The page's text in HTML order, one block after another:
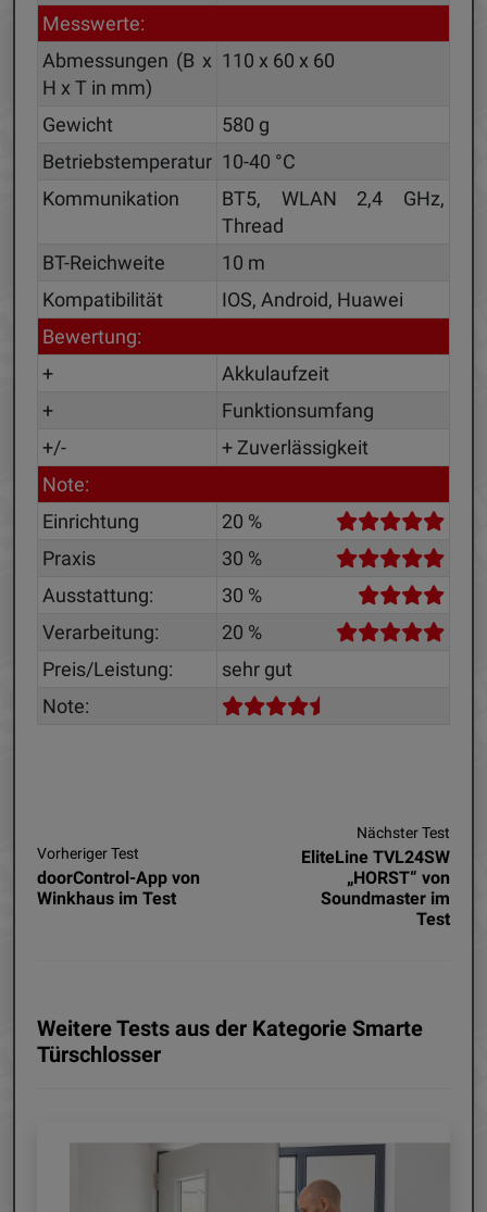
Messwerte:
Abmessungen (B x
H x T in mm)
110 x 60 x 60
Gewicht
580 g
Betriebstemperatur 10-40 °C
Kommunikation
BT5, WLAN 2,4 GHz,
Thread
BT-Reichweite
10 m
Kompatibilität
IOS, Android, Huawei
Bewertung:
+
Akkulaufzeit
+
Funktionsumfang
+/-
+ Zuverlässigkeit
Note:
Einrichtung
20 %
Praxis
30 %
Ausstattung:
30 %
Verarbeitung:
20 %
Preis/Leistung:
sehr gut
Note:
Vorheriger Test
doorControl-App von
Winkhaus im Test
Nächster Test
EliteLine TVL24SW
„HORST“ von
Soundmaster im
Test
Weitere Tests aus der Kategorie Smarte
Türschlosser